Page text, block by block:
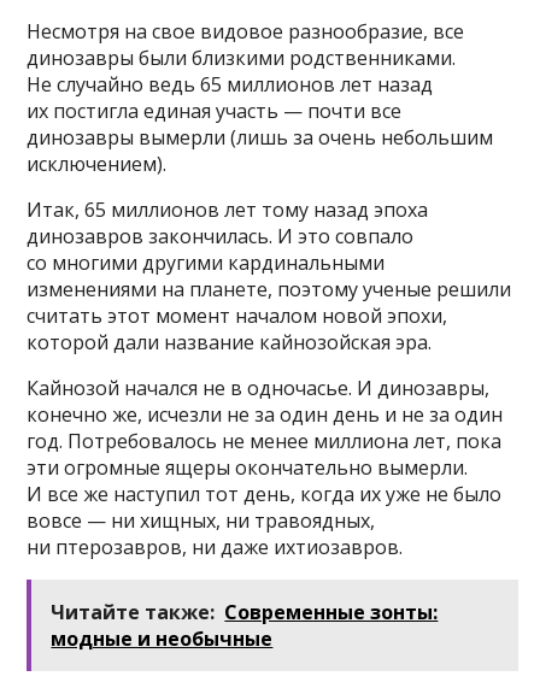
Несмотря на свое видовое разнообразие, все
динозавры были близкими родственниками.
Не случайно ведь 65 миллионов лет назад
их постигла единая участь — почти все
динозавры вымерли (лишь за очень небольшим
исключением).
Итак, 65 миллионов лет тому назад эпоха
динозавров закончилась. И это совпало
со многими другими кардинальными
изменениями на планете, поэтому ученые решили
считать этот момент началом новой эпохи,
которой дали название кайнозойская эра.
Кайнозой начался не в одночасье. И динозавры,
конечно же, исчезли не за один день и не за один
год. Потребовалось не менее миллиона лет, пока
эти огромные ящеры окончательно вымерли.
И все же наступил тот день, когда их уже не было
вовсе — ни хищных, ни травоядных,
ни птерозавров, ни даже ихтиозавров.
Читайте также: Современные зонты:
модные и необычные